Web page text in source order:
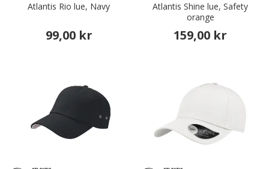
Atlantis Rio lue, Navy
99,00 kr
Atlantis Shine lue, Safety
orange
159,00 kr